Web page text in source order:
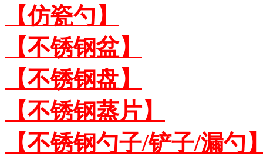
【仿瓷勺】
【不锈钢盆】
【不锈钢盘】
【不锈钢蒸片】
【不锈钢勺子/铲子/漏勺